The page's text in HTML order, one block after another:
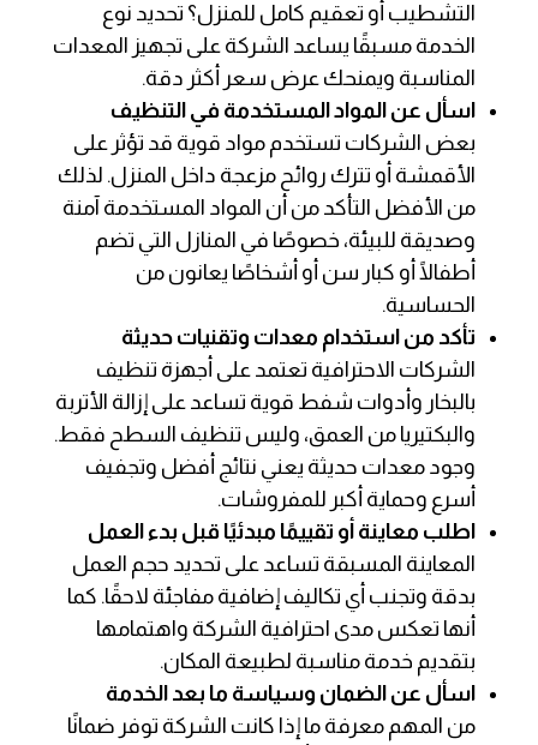
التشطيب أو تعقيم كامل للمنزل؟ تحديد نوع
الخدمة مسبقًا يساعد الشركة على تجهيز المعدات
المناسبة ويمنحك عرض سعر أكثر دقة.
اسأل عن المواد المستخدمة في التنظيف
بعض الشركات تستخدم مواد قوية قد تؤثر على
الأقمشة أو تترك روائح مزعجة داخل المنزل. لذلك
من الأفضل التأكد من أن المواد المستخدمة آمنة
وصديقة للبيئة، خصوصًا في المنازل التي تضم
أطفالًا أو كبار سن أو أشخاصًا يعانون من
الحساسية.
تأكد من استخدام معدات وتقنيات حديثة
الشركات الاحترافية تعتمد على أجهزة تنظيف
بالبخار وأدوات شفط قوية تساعد على إزالة الأتربة
والبكتيريا من العمق، وليس تنظيف السطح فقط.
وجود معدات حديثة يعني نتائج أفضل وتجفيف
أسرع وحماية أكبر للمفروشات.
اطلب معاينة أو تقييمًا مبدئيًا قبل بدء العمل
المعاينة المسبقة تساعد على تحديد حجم العمل
بدقة وتجنب أي تكاليف إضافية مفاجئة لاحقًا. كما
أنها تعكس مدى احترافية الشركة واهتمامها
بتقديم خدمة مناسبة لطبيعة المكان.
اسأل عن الضمان وسياسة ما بعد الخدمة
من المهم معرفة ما إذا كانت الشركة توفر ضمانًا